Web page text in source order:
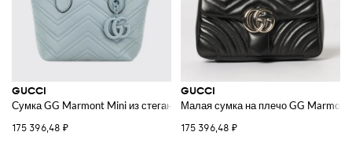
GUCCI
Сумка GG Marmont Mini из стеганого шеврона
175 396,48 ₽
GUCCI
Малая сумка на плечо GG Marmont
175 396,48 ₽